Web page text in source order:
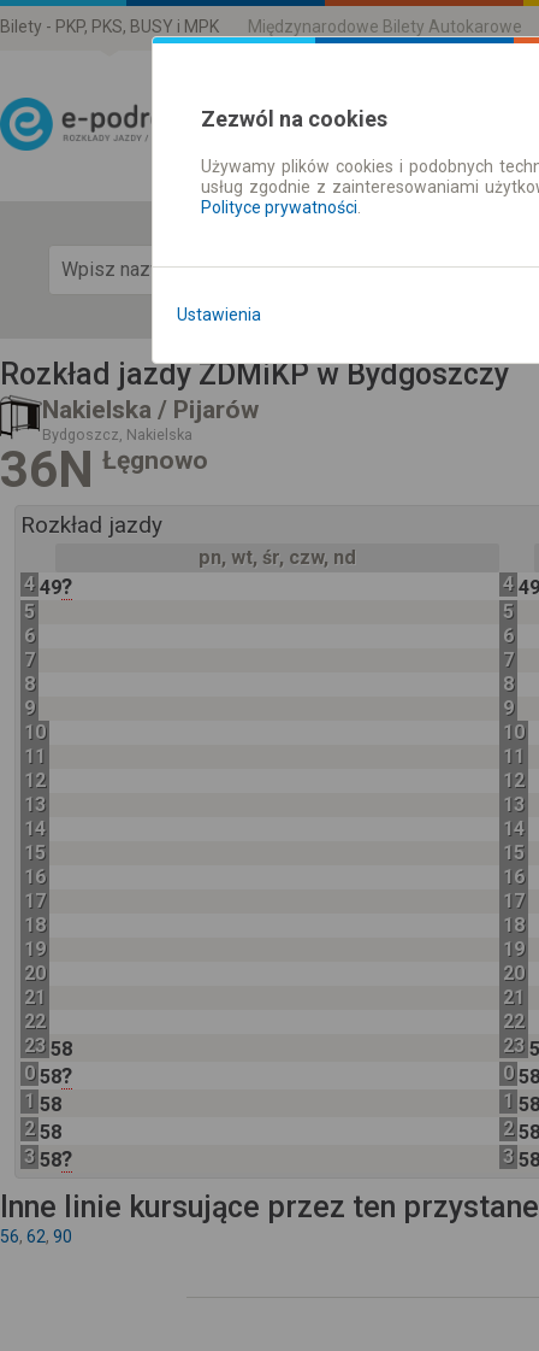
Bilety - PKP, PKS, BUSY i MPK Międzynarodowe Bilety Autokarowe
Rozkład Jazdy | Bilety
Rozkład jazdy ZDMiKP w Bydgoszczy
Nakielska / Pijarów
Bydgoszcz, Nakielska
36N Łęgnowo
Rozkład jazdy
pn, wt, śr, czw, nd
4 49?
5
6
7
8
9
10
11
12
13
14
15
16
17
18
19
20
21
22
23 58
0 58?
1 58
2 58
3 58?
4
5
6
7
8
9
10
11
12
13
14
15
16
17
18
19
20
21
22
23
0
1
2
3
Inne linie kursujące przez ten
56, 62, 90
Zezwól na cookies
Używamy plików cookies i podobnych
usług zgodnie z zainteresowaniami
Polityce prywatności
Ustawienia